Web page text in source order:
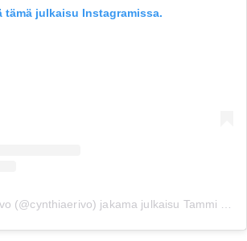
tämä julkaisu Instagramissa.
(@cynthiaerivo) jakama julkaisu Tammi 8, 2020 kello 6.31 PST